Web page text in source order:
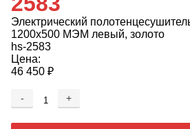
Электрический
1200x500 МЭМ левый, золото
hs-2583
Цена:
46 450 ₽
-
+